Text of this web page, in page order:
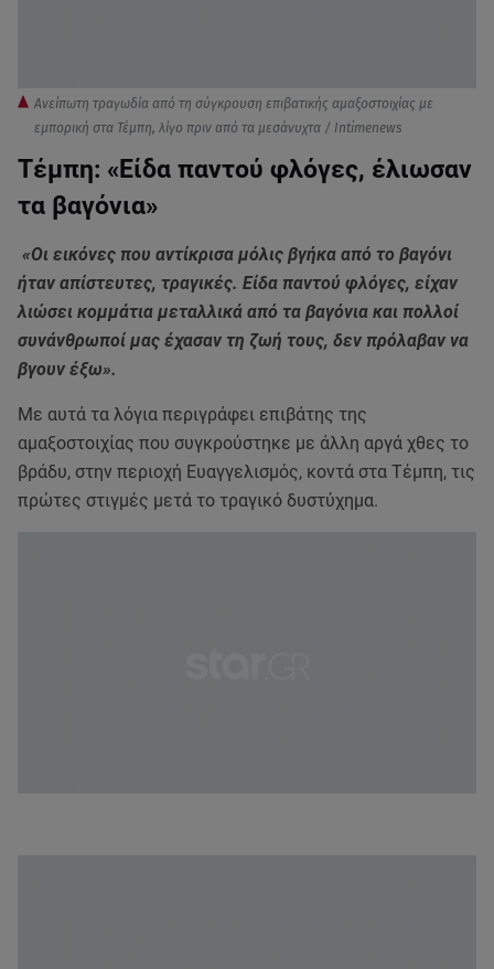
Ανείπωτη τραγωδία από τη σύγκρουση επιβατικής αμαξοστοιχίας με
εμπορική στα Τέμπη, λίγο πριν από τα μεσάνυχτα / Intimenews
Tέμπη: «Είδα παντού φλόγες, έλιωσαν
τα βαγόνια»
«Οι εικόνες που αντίκρισα μόλις βγήκα από το βαγόνι
ήταν απίστευτες, τραγικές. Είδα παντού φλόγες, είχαν
λιώσει κομμάτια μεταλλικά από τα βαγόνια και πολλοί
συνάνθρωποί μας έχασαν τη ζωή τους, δεν πρόλαβαν να
βγουν έξω».
Με αυτά τα λόγια περιγράφει επιβάτης της
αμαξοστοιχίας που συγκρούστηκε με άλλη αργά χθες το
βράδυ, στην περιοχή Ευαγγελισμός, κοντά στα Τέμπη, τις
πρώτες στιγμές μετά το τραγικό δυστύχημα.